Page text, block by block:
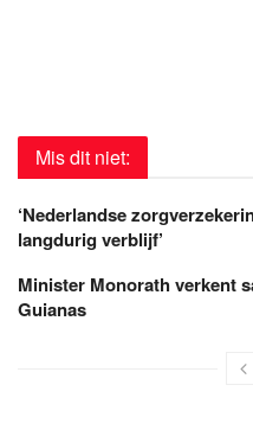
Mis dit niet:
‘Nederlandse
langdurig verblijf’
Minister Monorath verkent
Guianas